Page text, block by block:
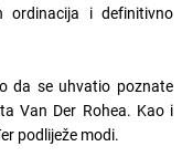
ordinacija i definitivno
da se uhvatio poznate
Van Der Rohea. Kao i
podliježe modi.